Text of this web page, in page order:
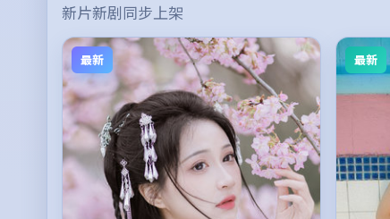
新片新剧同步上架
最新 最新